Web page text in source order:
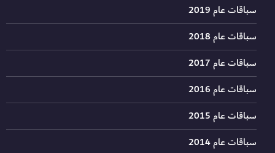
سباقات عام 2019
سباقات عام 2018
سباقات عام 2017
سباقات عام 2016
سباقات عام 2015
سباقات عام 2014